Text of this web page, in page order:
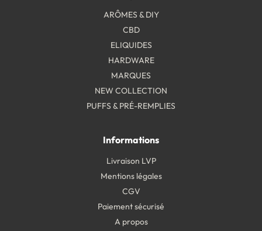
ARÔMES & DIY
CBD
ELIQUIDES
HARDWARE
MARQUES
NEW COLLECTION
PUFFS & PRÉ-REMPLIES
Informations
Livraison LVP
Mentions légales
CGV
Paiement sécurisé
A propos